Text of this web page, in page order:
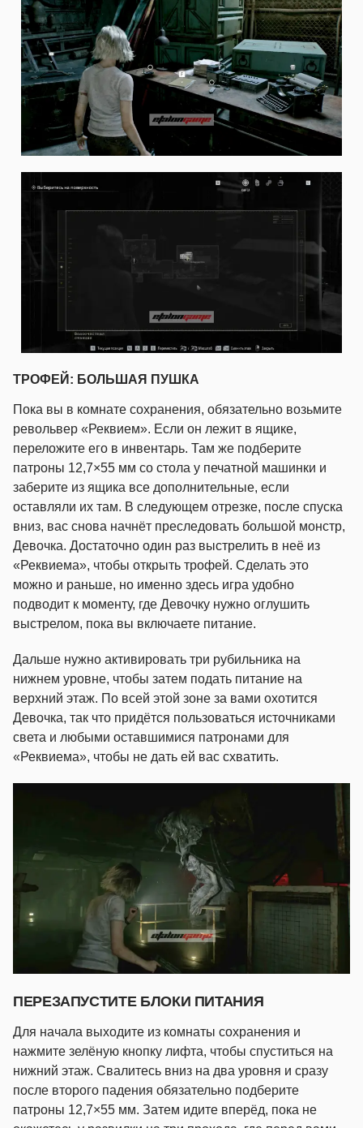
ТРОФЕЙ: БОЛЬШАЯ ПУШКА
Пока вы в комнате сохранения, обязательно возьмите
револьвер «Реквием». Если он лежит в ящике,
переложите его в инвентарь. Там же подберите
патроны 12,7×55 мм со стола у печатной машинки и
заберите из ящика все дополнительные, если
оставляли их там. В следующем отрезке, после спуска
вниз, вас снова начнёт преследовать большой монстр,
Девочка. Достаточно один раз выстрелить в неё из
«Реквиема», чтобы открыть трофей. Сделать это
можно и раньше, но именно здесь игра удобно
подводит к моменту, где Девочку нужно оглушить
выстрелом, пока вы включаете питание.
Дальше нужно активировать три рубильника на
нижнем уровне, чтобы затем подать питание на
верхний этаж. По всей этой зоне за вами охотится
Девочка, так что придётся пользоваться источниками
света и любыми оставшимися патронами для
«Реквиема», чтобы не дать ей вас схватить.
ПЕРЕЗАПУСТИТЕ БЛОКИ ПИТАНИЯ
Для начала выходите из комнаты сохранения и
нажмите зелёную кнопку лифта, чтобы спуститься на
нижний этаж. Свалитесь вниз на два уровня и сразу
после второго падения обязательно подберите
патроны 12,7×55 мм. Затем идите вперёд, пока не